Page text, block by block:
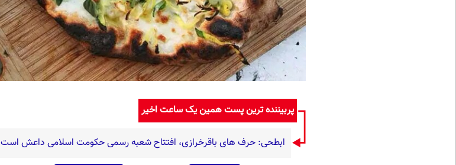
پربیننده ترین پست همین یک ساعت اخیر
ابطحی: حرف های باقرخرازی، افتتاح شعبه رسمی حکومت اسلامی داعش است